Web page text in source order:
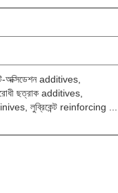
অক্সিডেশন additives,
ছত্রাক additives,
লুব্রিকেন্ট reinforcing ...